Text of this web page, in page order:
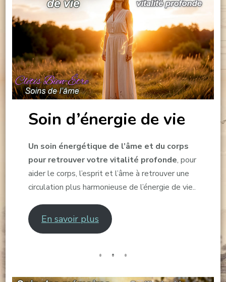
Soin d’énergie de vie
Un soin énergétique de l’âme et du corps
pour retrouver votre vitalité profonde, pour
aider le corps, l’esprit et l’âme à retrouver une
circulation plus harmonieuse de l’énergie de vie..
En savoir plus